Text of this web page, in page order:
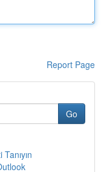
Report Page
Go